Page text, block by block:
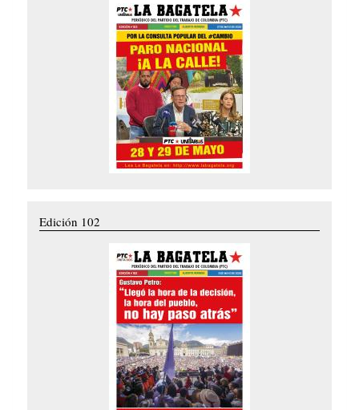
Edición 102